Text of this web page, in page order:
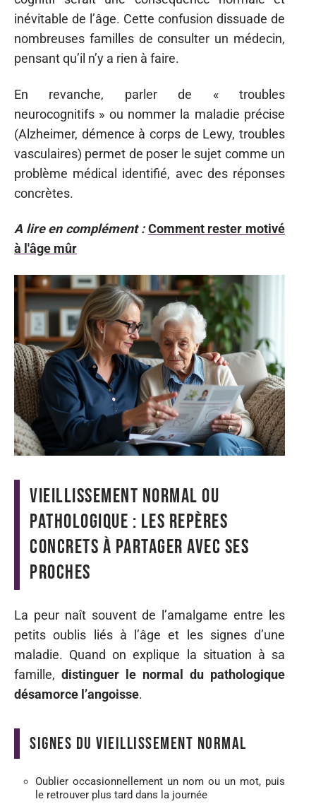
inévitable de l’âge. Cette confusion dissuade de
nombreuses familles de consulter un médecin,
pensant qu’il n’y a rien à faire.
En revanche, parler de « troubles
neurocognitifs » ou nommer la maladie précise
(Alzheimer, démence à corps de Lewy, troubles
vasculaires) permet de poser le sujet comme un
problème médical identifié, avec des réponses
concrètes.
A lire en complément : Comment rester motivé
à l'âge mûr
Vieillissement normal ou
pathologique : les repères
concrets à partager avec ses
proches
La peur naît souvent de l’amalgame entre les
petits oublis liés à l’âge et les signes d’une
maladie. Quand on explique la situation à sa
famille, distinguer le normal du pathologique
désamorce l’angoisse.
Signes du vieillissement normal
Oublier occasionnellement un nom ou un mot, puis
le retrouver plus tard dans la journée